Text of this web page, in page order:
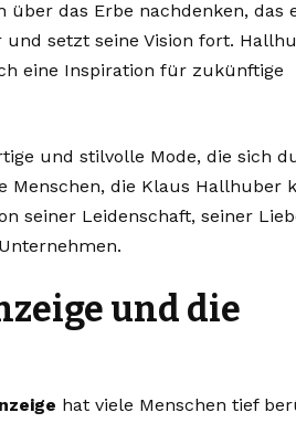
über das Erbe nachdenken, das
setzt seine Vision fort.
eine Inspiration für zukünftige
und stilvolle Mode, die sich
Menschen, die Klaus Hallhuber
seiner Leidenschaft, seiner
und die
hat viele Menschen tief